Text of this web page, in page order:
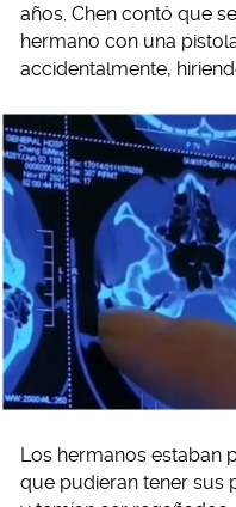
años. Chen contó que
hermano con una
accidentalmente,
Los hermanos estaban
que pudieran tener sus